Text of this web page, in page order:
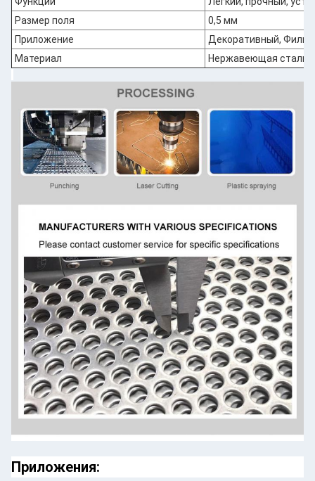
Размер поля
0,5 мм
Приложение
Декоративный,
Материал
Нержавеющая сталь
Приложения: